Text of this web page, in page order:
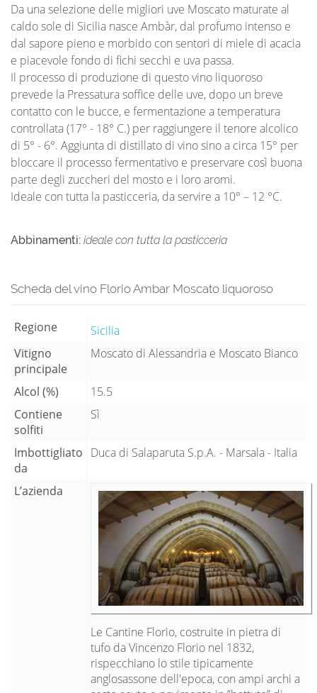
Da una selezione delle migliori uve Moscato maturate al
caldo sole di Sicilia nasce Ambàr, dal profumo intenso e
dal sapore pieno e morbido con sentori di miele di acacia
e piacevole fondo di fichi secchi e uva passa.
Il processo di produzione di questo vino liquoroso
prevede la Pressatura soffice delle uve, dopo un breve
contatto con le bucce, e fermentazione a temperatura
controllata (17° - 18° C.) per raggiungere il tenore alcolico
di 5° - 6°. Aggiunta di distillato di vino sino a circa 15° per
bloccare il processo fermentativo e preservare così buona
parte degli zuccheri del mosto e i loro aromi.
Ideale con tutta la pasticceria, da servire a 10° – 12 °C.
Abbinamenti: ideale con tutta la pasticceria
Scheda del vino Florio Ambar Moscato liquoroso
Regione
Sicilia
Vitigno
principale
Moscato di Alessandria e Moscato Bianco
Alcol (%)
15.5
Contiene
solfiti
Sì
Imbottigliato
da
Duca di Salaparuta S.p.A. - Marsala - Italia
L’azienda
Le Cantine Florio, costruite in pietra di
tufo da Vincenzo Florio nel 1832,
rispecchiano lo stile tipicamente
anglosassone dell'epoca, con ampi archi a